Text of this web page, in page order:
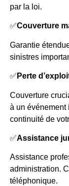
par la loi.
✅Couverture
Garantie
sinistres
✅ Perte
Couverture
à un événement
continuité de
✅Assistance
Assistance
administration.
téléphonique.